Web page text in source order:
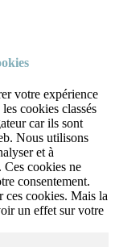
votre expérience
cookies classés
car ils sont
Nous utilisons
et à
Ces cookies ne
consentement.
ces cookies. Mais la
un effet sur votre